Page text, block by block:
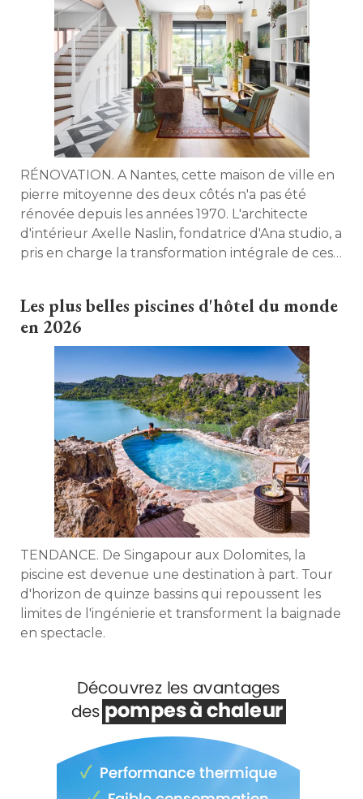
RÉNOVATION. A Nantes, cette maison de ville en
pierre mitoyenne des deux côtés n'a pas été
rénovée depuis les années 1970. L'architecte
d'intérieur Axelle Naslin, fondatrice d'Ana studio, a
pris en charge la transformation intégrale de ces
Les plus belles piscines d'hôtel du monde
en 2026
TENDANCE. De Singapour aux Dolomites, la
piscine est devenue une destination à part. Tour
d'horizon de quinze bassins qui repoussent les
limites de l'ingénierie et transforment la baignade
en spectacle.